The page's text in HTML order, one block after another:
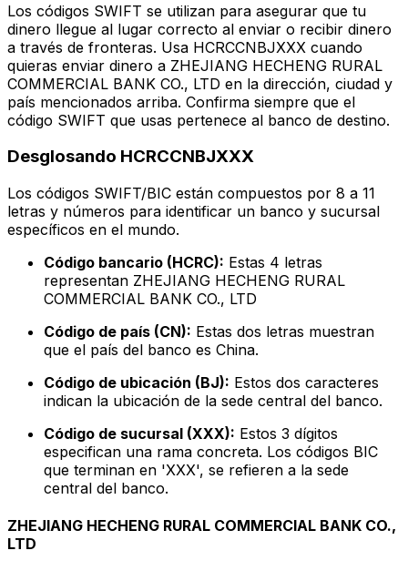
Los códigos SWIFT se utilizan para asegurar que tu
dinero llegue al lugar correcto al enviar o recibir dinero
a través de fronteras. Usa HCRCCNBJXXX cuando
quieras enviar dinero a ZHEJIANG HECHENG RURAL
COMMERCIAL BANK CO., LTD en la dirección, ciudad y
país mencionados arriba. Confirma siempre que el
código SWIFT que usas pertenece al banco de destino.
Desglosando HCRCCNBJXXX
Los códigos SWIFT/BIC están compuestos por 8 a 11
letras y números para identificar un banco y sucursal
específicos en el mundo.
Código bancario (HCRC): Estas 4 letras
representan ZHEJIANG HECHENG RURAL
COMMERCIAL BANK CO., LTD
Código de país (CN): Estas dos letras muestran
que el país del banco es China.
Código de ubicación (BJ): Estos dos caracteres
indican la ubicación de la sede central del banco.
Código de sucursal (XXX): Estos 3 dígitos
especifican una rama concreta. Los códigos BIC
que terminan en 'XXX', se refieren a la sede
central del banco.
ZHEJIANG HECHENG RURAL COMMERCIAL BANK CO.,
LTD